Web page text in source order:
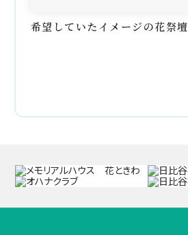
希望していたイメージの花祭壇